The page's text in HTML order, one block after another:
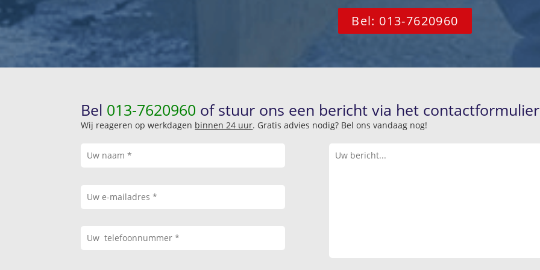
Bel: 013-7620960
Bel 013-7620960 of stuur ons een bericht via het
Wij reageren op werkdagen binnen 24 uur. Gratis advies nodig? Bel ons vandaag nog!